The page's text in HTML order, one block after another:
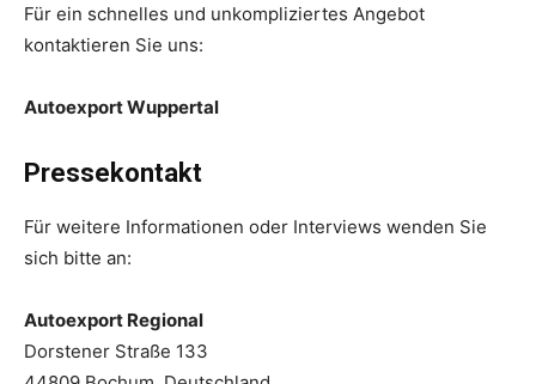
Für ein schnelles und unkompliziertes Angebot
kontaktieren Sie uns:
Autoexport Wuppertal
Pressekontakt
Für weitere Informationen oder Interviews wenden Sie
sich bitte an:
Autoexport Regional
Dorstener Straße 133